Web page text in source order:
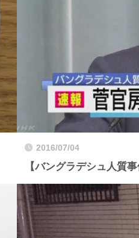
2016/07/04
【バングラデシュ人質